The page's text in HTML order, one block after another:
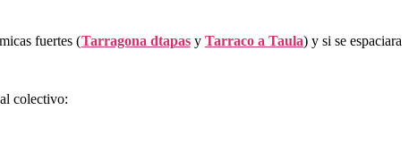
fuertes (Tarragona dtapasy Tarraco a Taula) y si se espaciara
colectivo: